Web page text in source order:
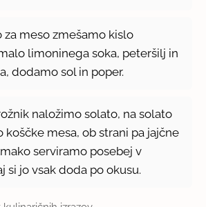
za meso zmešamo kislo
limoninega soka, peteršilj in
dodamo sol in poper.
naložimo solato, na solato
koščke mesa, ob strani pa jajčne
serviramo posebej v
si jo vsak doda po okusu.